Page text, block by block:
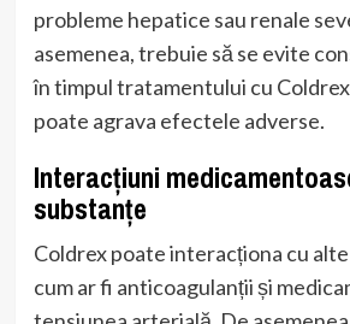
probleme hepatice sau renale
asemenea, trebuie să se evite
în timpul tratamentului cu
poate agrava efectele adverse.
Interacțiuni
substanțe
Coldrex poate interacționa cu
cum ar fi anticoagulanții și